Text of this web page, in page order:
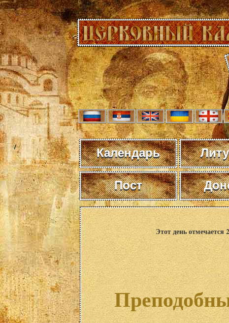
Календарь
Пост
Этот день